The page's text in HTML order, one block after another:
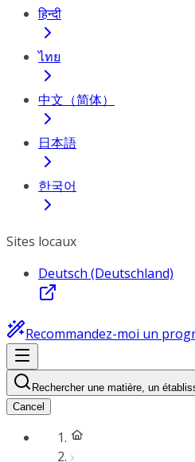
हिन्दी
ไทย
中文（简体）
日本語
한국어
Sites locaux
Deutsch (Deutschland)
Recommandez-moi un
Rechercher une matière, un
Cancel